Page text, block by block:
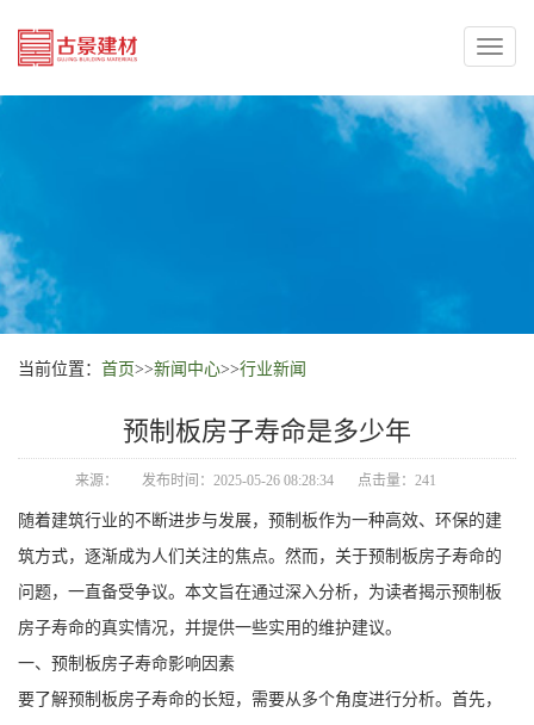
Toggle
当前位置： 首页>>新闻中心>>行业新闻
预制板房子寿命是多少年
来源： 发布时间：2025-05-26 08:28:34 点击量：241
随着建筑行业的不断进步与发展，预制板作为一种高效、环保的建
筑方式，逐渐成为人们关注的焦点。然而，关于预制板房子寿命的
问题，一直备受争议。本文旨在通过深入分析，为读者揭示预制板
房子寿命的真实情况，并提供一些实用的维护建议。
一、预制板房子寿命影响因素
要了解预制板房子寿命的长短，需要从多个角度进行分析。首先，